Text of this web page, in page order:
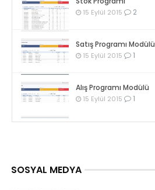
15 Eylül 2015 2
Satış Programı Modülü
15 Eylül 2015 1
Alış Programı Modülü
15 Eylül 2015 1
SOSYAL MEDYA